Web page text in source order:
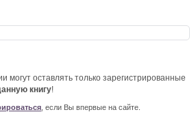
могут оставлять только зарегистрированные
книгу!
, если Вы впервые на сайте.